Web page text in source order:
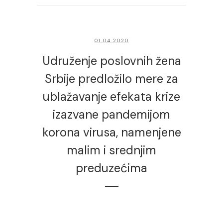
01.04.2020
Udruženje poslovnih žena
Srbije predložilo mere za
ublažavanje efekata krize
izazvane pandemijom
korona virusa, namenjene
malim i srednjim
preduzećima